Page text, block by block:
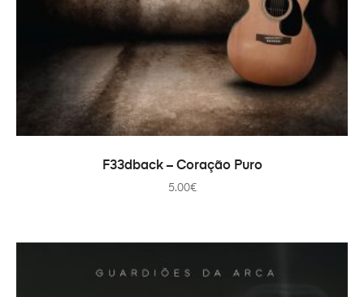
IN DEN WARENKORB
F33dback – Coração Puro
5.00€